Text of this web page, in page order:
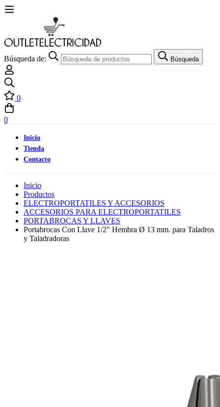
Búsqueda de: Búsqueda
0
0
Inicio
Tienda
Contacto
Inicio
Productos
ELECTROPORTATILES Y ACCESORIOS
ACCESORIOS PARA ELECTROPORTATILES
PORTABROCAS Y LLAVES
Portabrocas Con Llave 1/2" Hembra Ø 13 mm. para Taladros
y Taladradoras